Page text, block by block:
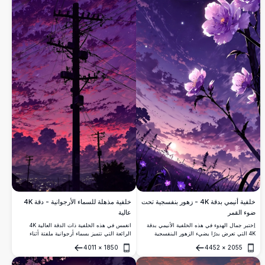
خلفية أنيمي بدقة 4K - زهور بنفسجية تحت
ضوء القمر
اِختبر جمال الهدوء في هذه الخلفية الأنيمي بدقة
4K التي تعرض بدرًا يضيء الزهور البنفسجية
من الهدوء والأناقة إلى شاشة سطح المكتب أو
الهاتف المحمول الخاصة بك.
2055
×
4452
فتح
خلفية مذهلة للسماء الأرجوانية - دقة 4K
عالية
انغمس في هذه الخلفية ذات الدقة العالية 4K
الرائعة التي تتميز بسماء أرجوانية ملفتة أثناء
مقابل الغيوم النابضة بالحياة، مما يخلق منظرًا
حضريًا ساحرًا. مثالية لتعزيز شاشة جهازك المكتبي
1850
×
4011
فتح